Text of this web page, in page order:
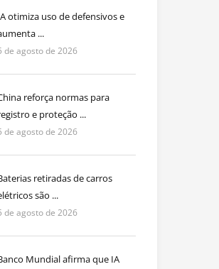
otimiza uso de defensivos e
...
de agosto de 2026
reforça normas para
e proteção ...
de agosto de 2026
retiradas de carros
são ...
de agosto de 2026
Mundial afirma que IA